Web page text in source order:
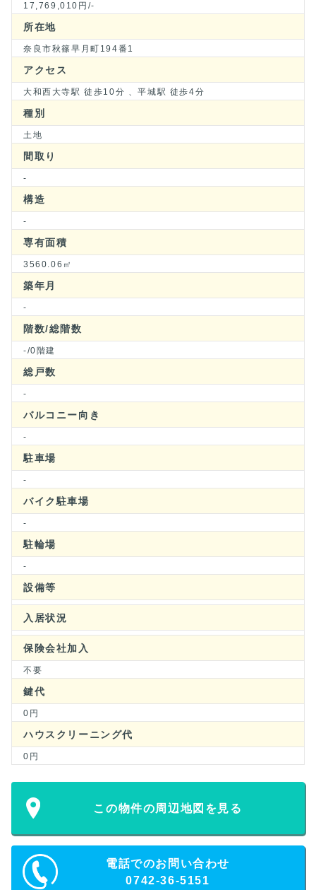
17,769,010円/-
所在地
奈良市秋篠早月町194番1
アクセス
大和西大寺駅 徒歩10分 、平城駅 徒歩4分
種別
土地
間取り
-
構造
-
専有面積
3560.06㎡
築年月
-
階数/総階数
-/0階建
総戸数
-
バルコニー向き
-
駐車場
-
バイク駐車場
-
駐輪場
-
設備等
入居状況
保険会社加入
不要
鍵代
0円
ハウスクリーニング代
0円
この物件の周辺地図を見る
電話でのお問い合わせ
0742-36-5151